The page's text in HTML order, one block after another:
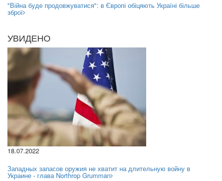
"Війна буде продовжуватися": в Європі обіцяють Україні більше
зброї
УВИДЕНО
18.07.2022
Западных запасов оружия не хватит на длительную войну в
Украине - глава Northrop Grumman